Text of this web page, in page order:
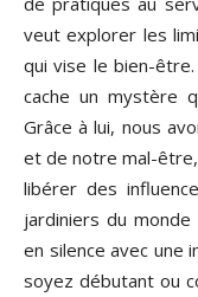
veut explorer les
qui vise le bien-
cache un mystère
Grâce à lui, nous
et de notre mal-
libérer des
jardiniers du
en silence avec une
soyez débutant ou